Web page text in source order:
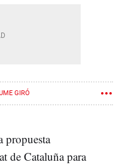
GIRÓ
propuesta
de Cataluña para